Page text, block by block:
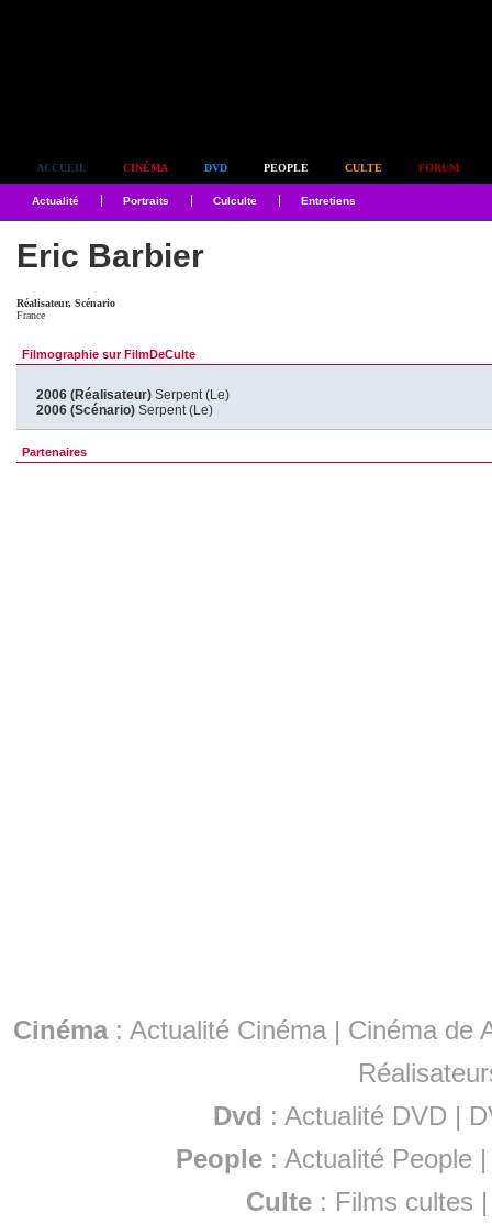
ACCUEIL CINÉMA DVD PEOPLE CULTE FORUM
Actualité Portraits Culculte Entretiens
Eric Barbier
Réalisateur, Scénario
France
Filmographie sur FilmDeCulte
2006 (Réalisateur) Serpent (Le)
2006 (Scénario) Serpent (Le)
Partenaires
Cinéma: Actualité Cinéma | Cinéma de
Dvd : Actualité DVD |
People :Actualité People
Culte : Films cultes